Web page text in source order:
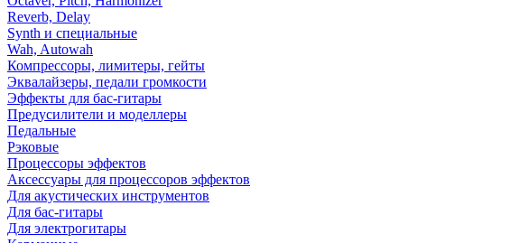
Reverb, Delay
Synth и специальные
Wah, Autowah
Компрессоры, лимитеры, гейты
Эквалайзеры, педали громкости
Эффекты для бас-гитары
Предусилители и моделлеры
Педальные
Рэковые
Процессоры эффектов
Аксессуары для процессоров эффектов
Для акустических инструментов
Для бас-гитары
Для электрогитары